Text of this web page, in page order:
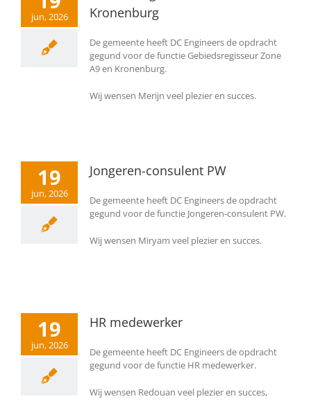
jun, 2026
Kronenburg
De gemeente heeft DC Engineers de opdracht
gegund voor de functie Gebiedsregisseur Zone
A9 en Kronenburg.
Wij wensen Merijn veel plezier en succes.
19
jun, 2026
Jongeren-consulent PW
De gemeente heeft DC Engineers de opdracht
gegund voor de functie Jongeren-consulent PW.
Wij wensen Miryam veel plezier en succes.
19
jun, 2026
HR medewerker
De gemeente heeft DC Engineers de opdracht
gegund voor de functie HR medewerker.
Wij wensen Redouan veel plezier en succes,